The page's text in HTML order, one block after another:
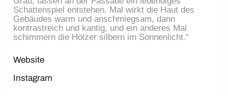
Schattenspiel entstehen. Mal wirkt die Haut des
Gebäudes warm und anschmiegsam, dann
kontrastreich und kantig, und ein anderes Mal
schimmern die Hölzer silbern im Sonnenlicht.“
Website
Instagram